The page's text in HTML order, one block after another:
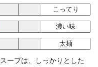
こってり
濃い味
太麺
ープは、しっかりとした